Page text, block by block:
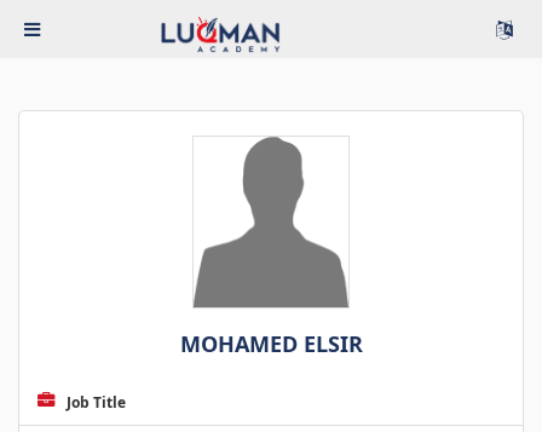
MOHAMED ELSIR
Job Title